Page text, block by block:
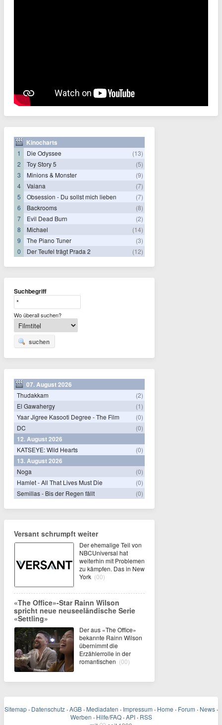
Kinocharts
1 Die Odyssee
(13)
2
Toy Story 5
(5)
3
Minions & Monster
(9)
4
Vaiana
(7)
5
Obsession - Du sollst mich lieben
(7)
6
Backrooms
(8)
7
Evil Dead Burn
(2)
8
Michael
(14)
9
The Piano Tuner
(3)
0
Der Teufel trägt Prada 2 (12)
Suchbegriff
Wo überall suchen?
suchen
07. August 2026
Thudakkam
(2)
El Gawahergy
(1)
Yaar Jigree Kasooti Degree - The Film
(0)
DC
(0)
12. August 2026
KATSEYE: Wild Hearts (0)
13. August 2026
Noga
(0)
Hamlet - All That Lives Must Die
(0)
Semillas - Bis der Regen fällt
(0)
Versant schrumpft weiter
Der ehemalige Teil von
NBCUniversal hat
weiterhin mit Problemen
zu kämpfen. Das in New
York (00)
«The Office»-Star Rainn Wilson
spricht neue neuseeländische Serie
«Settling»
Der aus «The Office»
bekannte Rainn Wilson
übernimmt die
Erzählerrolle in der
romantischen (00)
Sitemap · Datenschutz · AGB · Mediadaten · Impressum · Home · Forum · News ·
Werben · Hilfe/FAQ · API · RSS